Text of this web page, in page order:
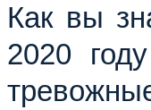
Как вы
2020